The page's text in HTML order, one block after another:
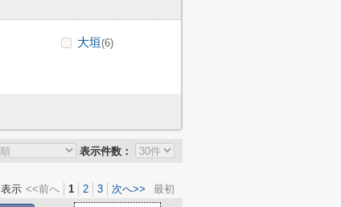
大垣(6)
表示件数：
表示 <<前へ 1 2 3 次へ>> 最初